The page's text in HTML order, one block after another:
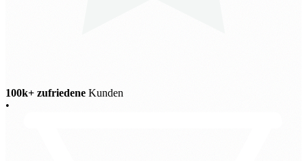
100k+ zufriedene Kunden
•